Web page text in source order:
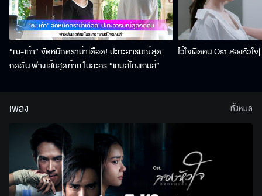
“ณ-เก้า” จัดหนักดราม่าเดือด! ปะทะอารมณ์สุด
กดดัน ฟางเส้นสุดท้าย ในละคร “เกมส์โกงเกมส์”
ไว้ใจผิดคน Ost.สองหัวใ
เพลง ทั้งหมด